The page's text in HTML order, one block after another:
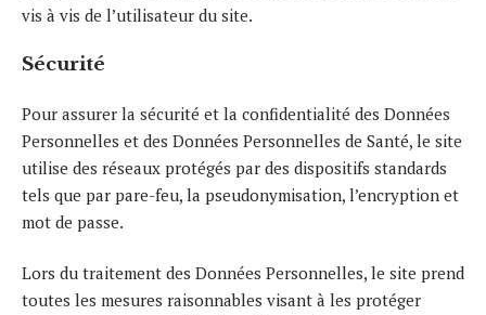
vis à vis de l’utilisateur du site.
Sécurité
Pour assurer la sécurité et la confidentialité des Données
Personnelles et des Données Personnelles de Santé, le site
utilise des réseaux protégés par des dispositifs standards
tels que par pare-feu, la pseudonymisation, l’encryption et
mot de passe.
Lors du traitement des Données Personnelles, le site prend
toutes les mesures raisonnables visant à les protéger